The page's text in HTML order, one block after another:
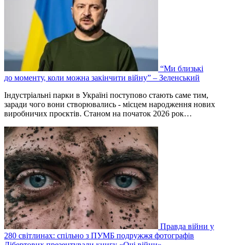
“Ми близькі
до моменту, коли можна закінчити війну” – Зеленський
Індустріальні парки в Україні поступово стають саме тим,
заради чого вони створювались - місцем народження нових
виробничих проєктів. Станом на початок 2026 рок…
Правда війни у
280 світлинах: спільно з ПУМБ подружжя фотографів